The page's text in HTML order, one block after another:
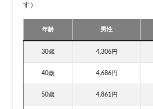
す）
年齢 男性
30歳 4,306円
40歳 4,686円
50歳 4,861円